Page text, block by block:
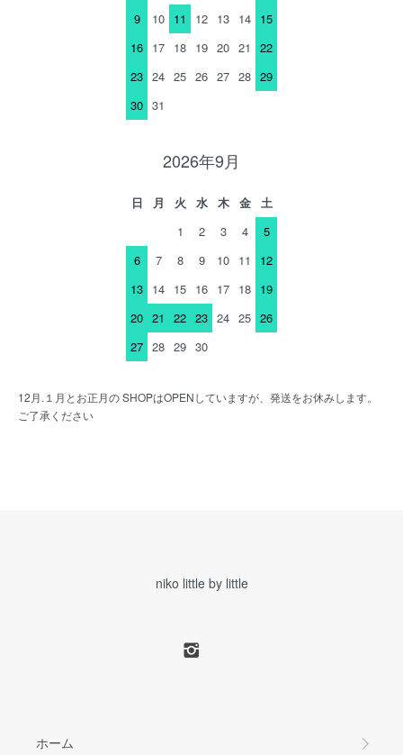
9
10 11 12 13 14 15
16 17 18 19 20 21
22
23 24 25 26 27 28 29
30 31
2026年9月
日 月 火 水 木 金
土
1
2 3 4
5
6
7 8 9 10 11
12
13 14 15 16 17 18 19
20 21 22 23 24 25 26
27 28 29 30
12月.１月とお正月の SHOPはOPENしていますが、発送をお休みします。
ご了承ください
niko little by little
ホーム